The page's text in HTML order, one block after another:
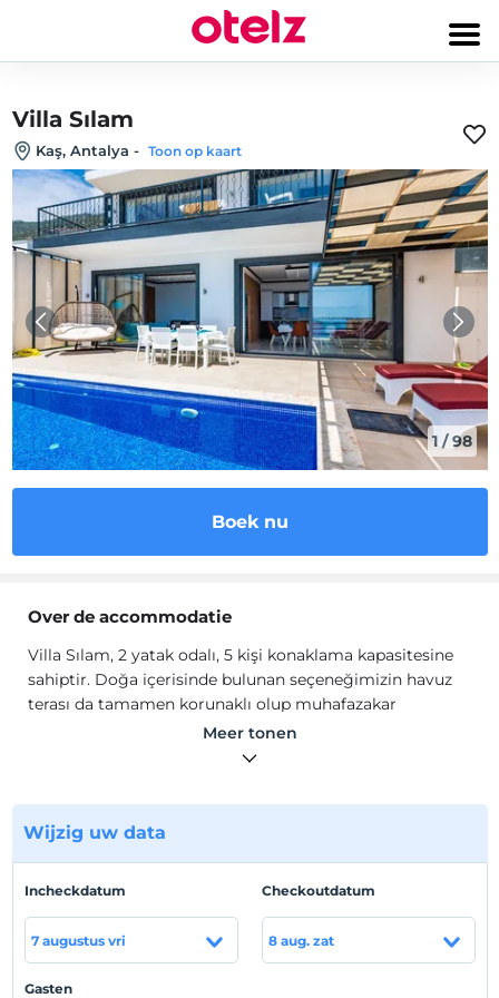
Villa Sılam
Kaş, Antalya - Toon op kaart
1 /98
Boek nu
Over de accommodatie
Villa Sılam, 2 yatak odalı, 5 kişi konaklama kapasitesine
sahiptir. Doğa içerisinde bulunan seçeneğimizin havuz
terası da tamamen korunaklı olup muhafazakar
ailelerimizin de ilk tercihi olacaktır. Oldukça geniş havuz
terasına da sahip villamızda, gün batımının da keyfini
Bahçe alanında şezlonglar, güneş şemsiyesi, mangal ve
oturma grubu, yemek masası bulunmaktadır.
Modern Amerikan mutfakta buzdolabı, bulaşık makinesi,
4'lü ankastre ocak, fırın, mikrodalga fırın, kettle, 6 kişilik
Meer tonen
Wijzig uw data
Incheckdatum
7 augustus vri
Checkoutdatum
8 aug. zat
Gasten